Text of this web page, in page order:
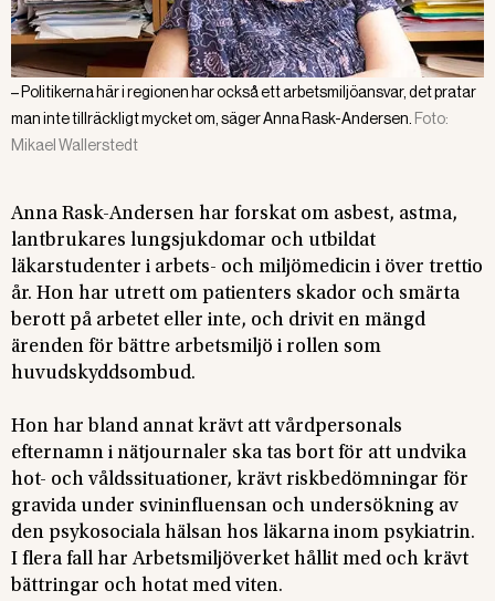
– Politikerna här i regionen har också ett arbetsmiljöansvar, det pratar
man inte tillräckligt mycket om, säger Anna Rask-Andersen. Foto:
Mikael Wallerstedt
Anna Rask-Andersen har forskat om asbest, astma,
lantbrukares lungsjukdomar och utbildat
läkarstudenter i arbets- och miljömedicin i över trettio
år. Hon har utrett om patienters skador och smärta
berott på arbetet eller inte, och drivit en mängd
ärenden för bättre arbetsmiljö i rollen som
huvudskyddsombud.
Hon har bland annat krävt att vårdpersonals
efternamn i nätjournaler ska tas bort för att undvika
hot- och våldssituationer, krävt riskbedömningar för
gravida under svininfluensan och undersökning av
den psykosociala hälsan hos läkarna inom psykiatrin.
I flera fall har Arbetsmiljöverket hållit med och krävt
bättringar och hotat med viten.